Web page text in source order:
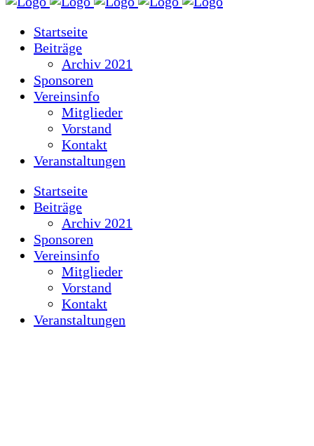
Startseite
Beiträge
Archiv 2021
Sponsoren
Vereinsinfo
Mitglieder
Vorstand
Kontakt
Veranstaltungen
Startseite
Beiträge
Archiv 2021
Sponsoren
Vereinsinfo
Mitglieder
Vorstand
Kontakt
Veranstaltungen